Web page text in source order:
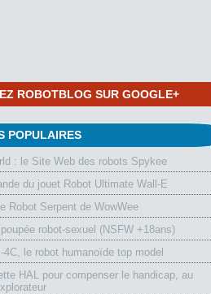
ROBOTBLOG SUR GOOGLE+
POPULAIRES
: le Site Web des robots Spykee
du jouet Robot Ultimate Wall-E
Robot Serpent de WowWee
robot-sexuel (NSFW +18ans)
4C, le robot humanoïde top model
HAL pour compenser le handicap, au